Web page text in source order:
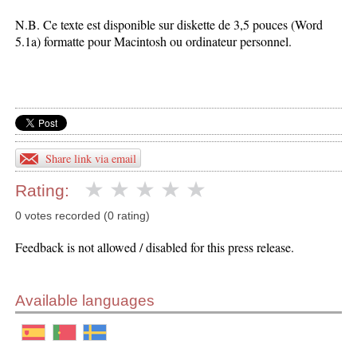
N.B. Ce texte est disponible sur diskette de 3,5 pouces (Word
5.1a) formatte pour Macintosh ou ordinateur personnel.
Share link via email
Rating:
0 votes recorded (0 rating)
Feedback is not allowed / disabled for this press release.
Available languages